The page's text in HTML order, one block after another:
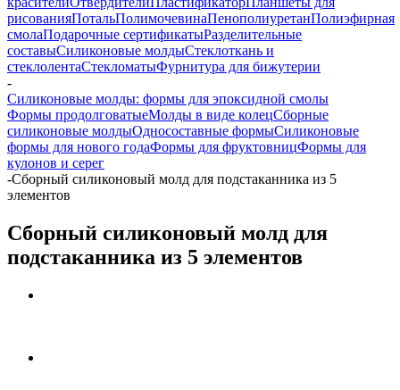
рисованияПотальПолимочевинаПенополиуретанПолиэфирная
смолаПодарочные сертификатыРазделительные
составыСиликоновые молдыСтеклоткань и
стеклолентаСтекломатыФурнитура для бижутерии
-
Силиконовые молды: формы для эпоксидной смолы
Формы продолговатыеМолды в виде колецСборные
силиконовые молдыОдносоставные формыСиликоновые
формы для нового годаФормы для фруктовницФормы для
кулонов и серег
-Сборный силиконовый молд для подстаканника из 5
элементов
Сборный силиконовый молд для
подстаканника из 5 элементов